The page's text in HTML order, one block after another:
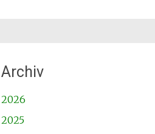
Archiv
2026
2025